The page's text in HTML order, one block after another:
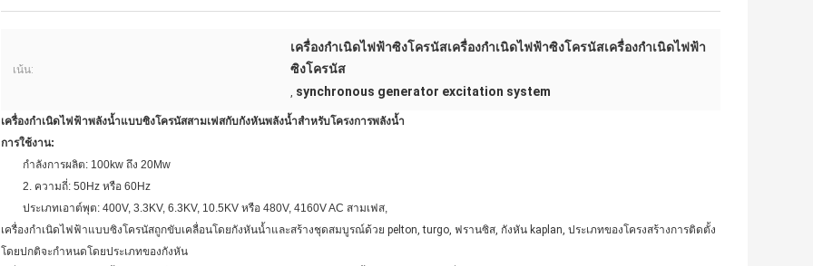
เน้น:
เครื่องกำเนิดไฟฟ้าซิงโครนัสเครื่องกำเนิดไฟฟ้าซิงโครนัสเครื่องกำเนิดไฟฟ้า
ซิงโครนัส
, synchronous generator excitation system
เครื่องกำเนิดไฟฟ้าพลังน้ำแบบซิงโครนัสสามเฟสกับกังหันพลังน้ำสำหรับโครงการพลังน้ำ
การใช้งาน:
กำลังการผลิต: 100kw ถึง 20Mw
2. ความถี่: 50Hz หรือ 60Hz
ประเภทเอาต์พุต: 400V, 3.3KV, 6.3KV, 10.5KV หรือ 480V, 4160V AC สามเฟส,
เครื่องกำเนิดไฟฟ้าแบบซิงโครนัสถูกขับเคลื่อนโดยกังหันน้ำและสร้างชุดสมบูรณ์ด้วย pelton, turgo, ฟรานซิส, กังหัน kaplan, ประเภทของโครงสร้างการติดตั้ง
โดยปกติจะกำหนดโดยประเภทของกังหัน